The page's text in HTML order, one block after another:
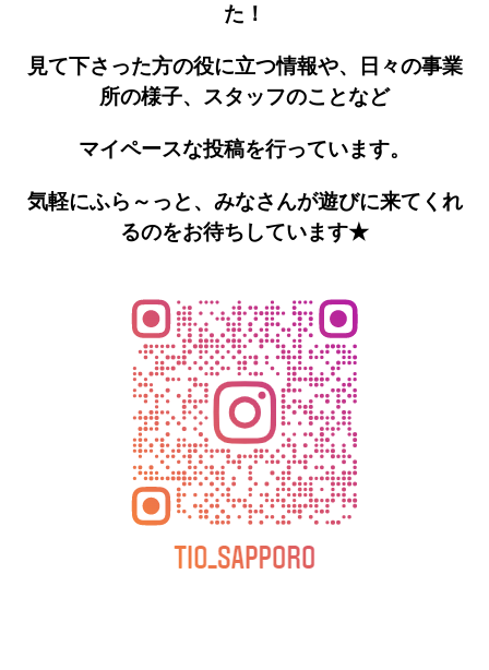
た！
見て下さった方の役に立つ情報や、日々の事業
所の様子、スタッフのことなど
マイペースな投稿を行っています。
気軽にふら～っと、みなさんが遊びに来てくれ
るのをお待ちしています★